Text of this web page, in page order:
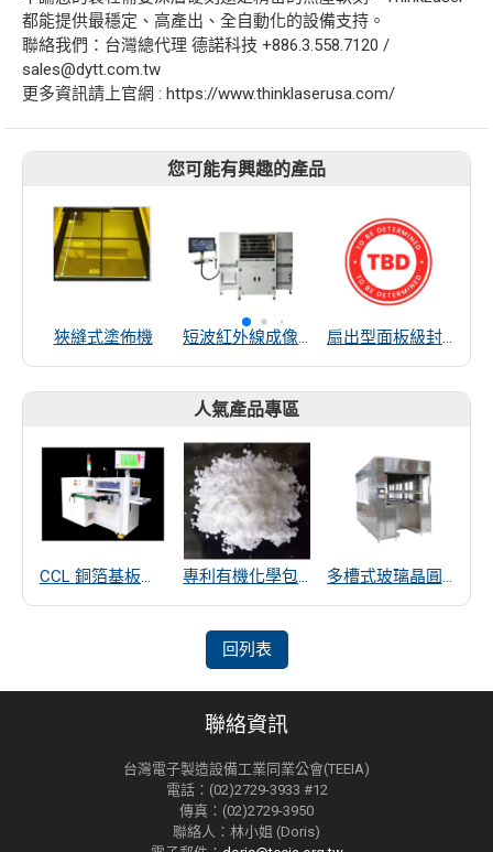
都能提供最穩定、高產出、全自動化的設備支持。
聯絡我們：台灣總代理 德諾科技 +886.3.558.7120 /
sales@dytt.com.tw
更多資訊請上官網 : https://www.thinklaserusa.com/
您可能有興趣的產品
狹縫式塗佈機 扇出型面板級封裝 TGV PVD 510*515
人氣產品專區
CCL 銅箔基板厚度量測 專利有機化學包覆SiO2遠紅外線散熱粒子 多槽式玻璃晶圓清洗機
回列表
聯絡資訊
台灣電子製造設備工業同業公會(TEEIA)
電話：(02)2729-3933 #12
傳真：(02)2729-3950
聯絡人：林小姐 (Doris)